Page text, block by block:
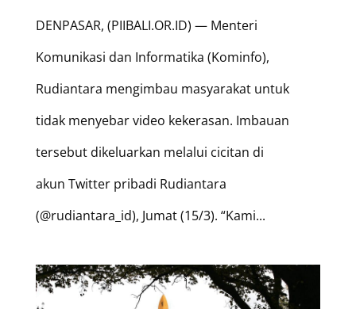
DENPASAR, (PIIBALI.OR.ID) — Menteri
Komunikasi dan Informatika (Kominfo),
Rudiantara mengimbau masyarakat untuk
tidak menyebar video kekerasan. Imbauan
tersebut dikeluarkan melalui cicitan di
akun Twitter pribadi Rudiantara
(@rudiantara_id), Jumat (15/3). “Kami...